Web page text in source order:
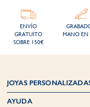
ENVÍO
GRATUITO
SOBRE 150€
MANO EN
JOYAS
AYUDA